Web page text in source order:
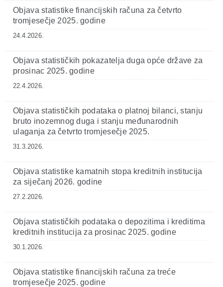
Objava statistike financijskih računa za četvrto
tromjesečje 2025. godine
24.4.2026.
Objava statističkih pokazatelja duga opće države za
prosinac 2025. godine
22.4.2026.
Objava statističkih podataka o platnoj bilanci, stanju
bruto inozemnog duga i stanju međunarodnih
ulaganja za četvrto tromjesečje 2025.
31.3.2026.
Objava statistike kamatnih stopa kreditnih institucija
za siječanj 2026. godine
27.2.2026.
Objava statističkih podataka o depozitima i kreditima
kreditnih institucija za prosinac 2025. godine
30.1.2026.
Objava statistike financijskih računa za treće
tromjesečje 2025. godine